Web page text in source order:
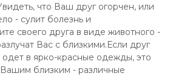
что Ваш друг огорчен, или
- сулит болезнь и
своего друга в виде животного -
Вас с близкими.Если друг
в ярко-красные одежды, это
Вашим близким - различные